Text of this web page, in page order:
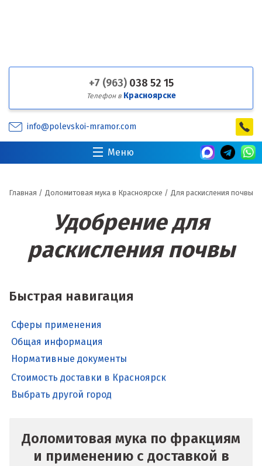
+7 (963) 038 52 15
Телефон в Красноярске
info@polevskoi-mramor.com
Меню
Главная / Доломитовая мука в Красноярске / Для раскисления почвы
Удобрение для
раскисления почвы
Быстрая навигация
Сферы применения
Общая информация
Нормативные документы
Стоимость доставки в Красноярск
Выбрать другой город
Доломитовая мука по фракциям
и применению с доставкой в